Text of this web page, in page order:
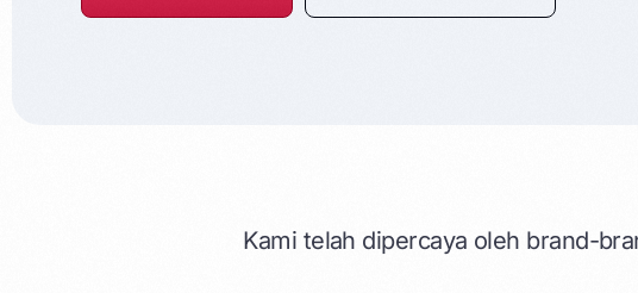
Kami telah dipercaya oleh brand-